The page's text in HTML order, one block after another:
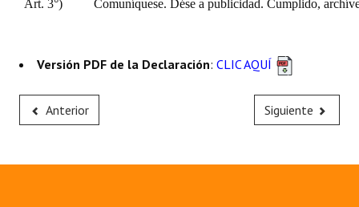
Art. 3°) Comuníquese. Dése a publicidad. Cumplido,
Versión PDF de la Declaración: CLIC AQUÍ
Anterior Siguiente